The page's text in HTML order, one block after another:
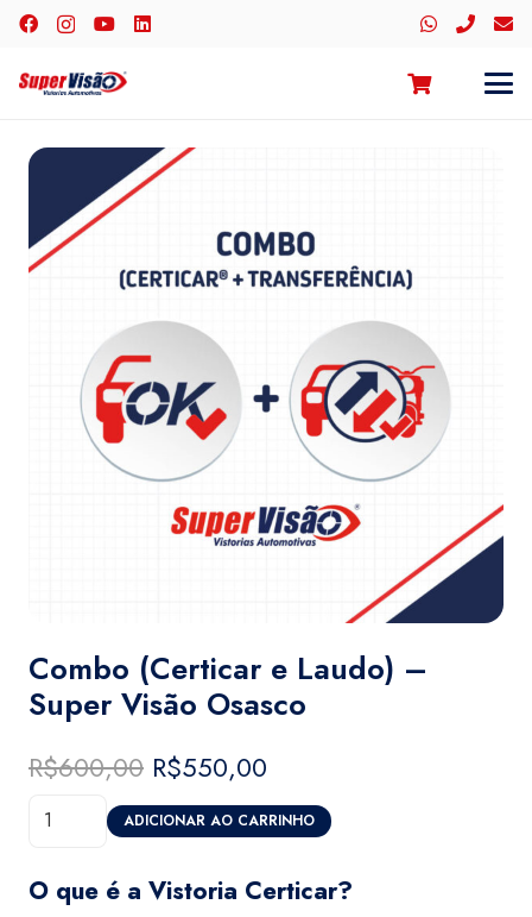
Combo (Certicar e Laudo) –
Super Visão Osasco
R$600,00 O
preço
original
R$600,00.
R$550,00
preço
atual
R$550,00.
Combo
e
Laudo)
ADICIONAR AO CARRINHO
O que é a Vistoria Certicar?